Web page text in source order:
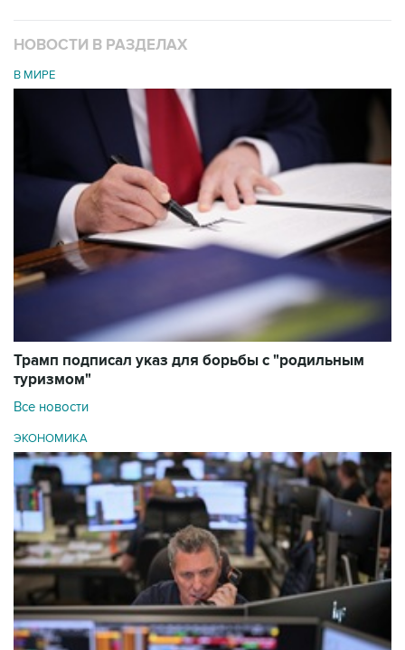
НОВОСТИ В РАЗДЕЛАХ
В МИРЕ
Трамп подписал указ для борьбы с "родильным
туризмом"
Все новости
ЭКОНОМИКА